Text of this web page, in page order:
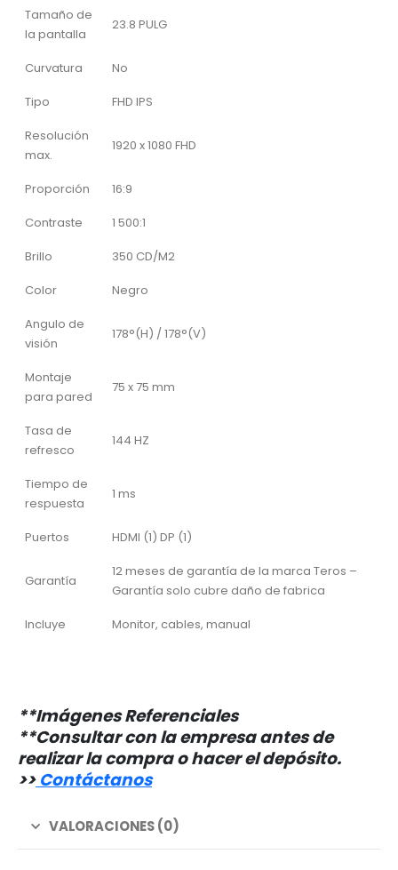
Tamaño de
la pantalla
23.8 PULG
Curvatura
No
Tipo
FHD IPS
Resolución
max.
1920 x 1080 FHD
Proporción
16:9
Contraste
1 500:1
Brillo
350 CD/M2
Color
Negro
Angulo de
visión
178°(H) / 178°(V)
Montaje
para pared
75 x 75 mm
Tasa de
refresco
144 HZ
Tiempo de
respuesta
1 ms
Puertos HDMI (1) DP (1)
Garantía
12 meses de garantía de la marca Teros –
Garantía solo cubre daño de fabrica
Incluye
Monitor, cables, manual
**Imágenes Referenciales
**Consultar con la empresa antes de
realizar la compra o hacer el depósito.
>>Contáctanos
VALORACIONES (0)